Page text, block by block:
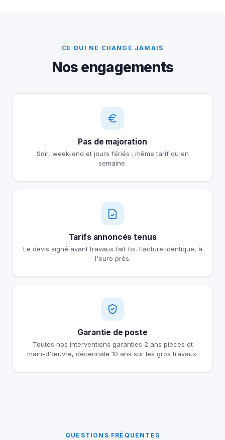
CE QUI NE CHANGE JAMAIS
Nos engagements
Pas de majoration
Soir, week-end et jours fériés : même tarif qu'en
semaine.
Tarifs annoncés tenus
Le devis signé avant travaux fait foi. Facture identique, à
l'euro près.
Garantie de poste
Toutes nos interventions garanties 2 ans pièces et
main-d'œuvre, décennale 10 ans sur les gros travaux.
QUESTIONS FRÉQUENTES